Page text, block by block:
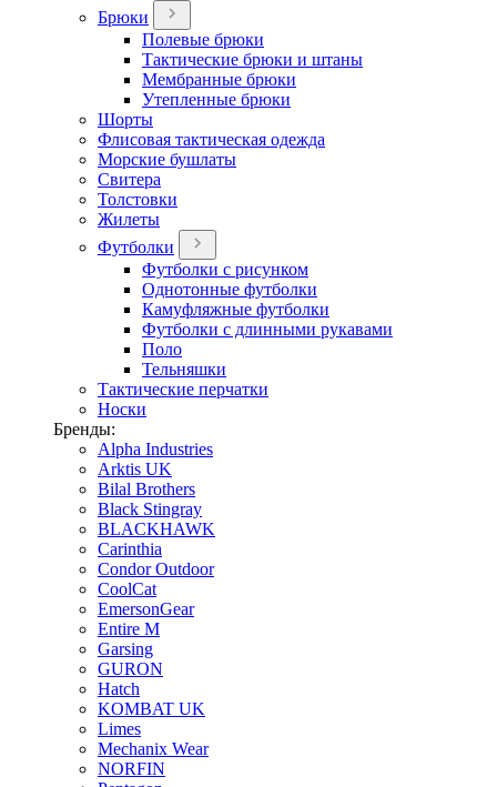
Брюки
Полевые брюки
Тактические брюки и штаны
Мембранные брюки
Утепленные брюки
Шорты
Флисовая тактическая одежда
Морские бушлаты
Свитера
Толстовки
Жилеты
Футболки
Футболки с рисунком
Однотонные футболки
Камуфляжные футболки
Футболки с длинными рукавами
Поло
Тельняшки
Тактические перчатки
Носки
Бренды:
Alpha Industries
Arktis UK
Bilal Brothers
Black Stingray
BLACKHAWK
Carinthia
Condor Outdoor
CoolCat
EmersonGear
Entire M
Garsing
GURON
Hatch
KOMBAT UK
Limes
Mechanix Wear
NORFIN